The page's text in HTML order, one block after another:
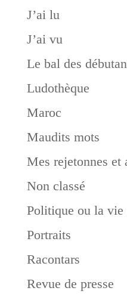
J’ai lu
J’ai vu
Le bal des
Ludothèque
Maroc
Maudits mots
Mes rejetonnes et
Non classé
Politique ou la vie
Portraits
Racontars
Revue de presse